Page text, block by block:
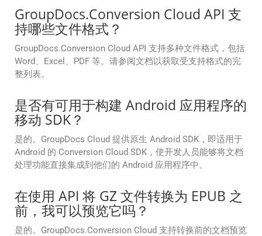
GroupDocs.Conversion Cloud API 支
持哪些文件格式？
GroupDocs.Conversion Cloud API 支持多种文件格式，包括
Word、Excel、PDF 等。请参阅文档以获取受支持格式的完
整列表。
是否有可用于构建 Android 应用程序的
移动 SDK？
是的。GroupDocs Cloud 提供原生 Android SDK，即适用于
Android 的 Conversion Cloud SDK，使开发人员能够将文档
处理功能直接集成到他们的 Android 应用程序中。
在使用 API 将 GZ 文件转换为 EPUB 之
前，我可以预览它吗？
是的。GroupDocs.Conversion Cloud 支持转换前的文档预览